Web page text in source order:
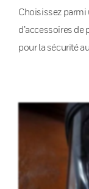
Choisissez
d’accessoires
pour la sécurité